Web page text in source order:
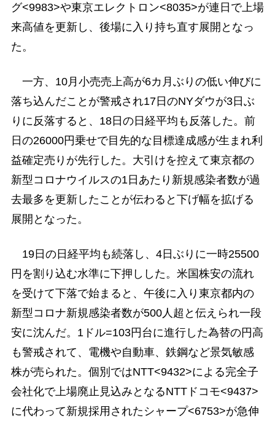
グ<9983>や東京エレクトロン<8035>が連日で上場
来高値を更新し、後場に入り持ち直す展開となっ
た。
一方、10月小売売上高が6カ月ぶりの低い伸びに
落ち込んだことが警戒され17日のNYダウが3日ぶ
りに反落すると、18日の日経平均も反落した。前
日の26000円乗せで目先的な目標達成感が生まれ利
益確定売りが先行した。大引けを控えて東京都の
新型コロナウイルスの1日あたり新規感染者数が過
去最多を更新したことが伝わると下げ幅を拡げる
展開となった。
19日の日経平均も続落し、4日ぶりに一時25500
円を割り込む水準に下押しした。米国株安の流れ
を受けて下落で始まると、午後に入り東京都内の
新型コロナ新規感染者数が500人超と伝えられ一段
安に沈んだ。1ドル=103円台に進行した為替の円高
も警戒されて、電機や自動車、鉄鋼など景気敏感
株が売られた。個別ではNTT<9432>による完全子
会社化で上場廃止見込みとなるNTTドコモ<9437>
に代わって新規採用されたシャープ<6753>が急伸